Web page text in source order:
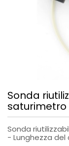
Sonda
saturimetro
Sonda
- Lunghezza del